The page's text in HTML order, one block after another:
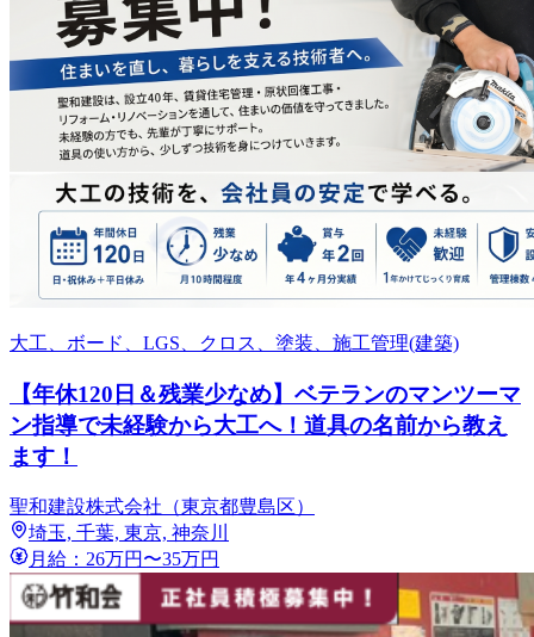
大工、ボード、LGS、クロス、塗装、施工管理(建築)
【年休120日＆残業少なめ】ベテランのマンツーマ
ン指導で未経験から大工へ！道具の名前から教え
ます！
聖和建設株式会社（東京都豊島区）
埼玉, 千葉, 東京, 神奈川
月給：26万円〜35万円